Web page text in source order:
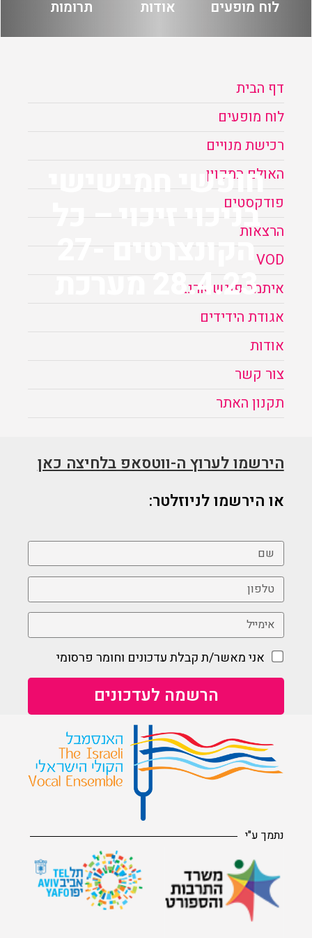
חופשי חמישישי
בניכוי זיכוי – כל
הקונצרטים 27-
28.4.23 מערכת
לוח מופעים אודות תרומות
דף הבית
לוח מופעים
רכישת מנויים
האולם המקוון
פודקסטים
הרצאות
VOD
איתמר פוגש ארנב
אגודת הידידים
אודות
צור קשר
תקנון האתר
הירשמו לערוץ ה-ווטסאפ בלחיצה כאן
או הירשמו לניוזלטר:
אני מאשר/ת קבלת עדכונים וחומר פרסומי
נתמך ע"י